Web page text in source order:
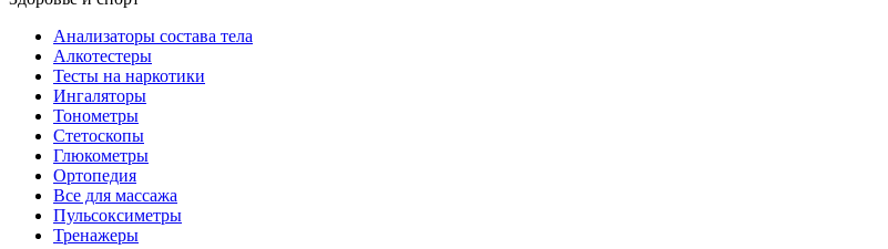
Анализаторы состава тела
Алкотестеры
Тесты на наркотики
Ингаляторы
Тонометры
Стетоскопы
Глюкометры
Ортопедия
Все для массажа
Пульсоксиметры
Тренажеры